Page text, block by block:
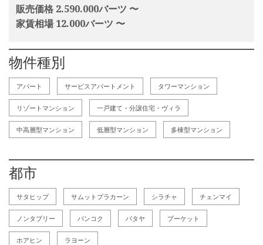
販売価格 2.590.000バーツ 〜
家賃相場 12.000バーツ 〜
物件種別
アパート サービスアパートメント タワーマンション
リゾートマンション 一戸建て・分譲住宅・ヴィラ
中高層型マンション 低層型マンション 多棟型マンション
都市
サタヒップ サムットプラカーン シラチャ チェンマイ
ノンタブリー バンコク パタヤ プーケット
ホアヒン ラヨーン